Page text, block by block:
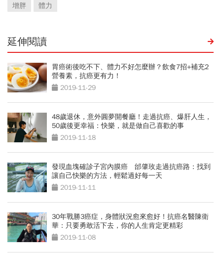
增胖 體力
延伸閱讀
胃癌術後吃不下、體力不好怎麼辦？飲食7招+補充2
營養素，抗癌更有力！
2019-11-29
48歲退休，意外圓夢開餐廳！走過抗癌、爆肝人生，
50歲後更幸福：快樂，就是做自己喜歡的事
2019-11-18
發現血塊確診子宮內膜癌 邰肇玫走過抗癌路：找到
讓自己快樂的方法，輕鬆過好每一天
2019-11-11
30年戰勝3癌症，身體狀況愈來愈好！抗癌名醫陳衛
華：只要勇敢活下去，你的人生肯定更精彩
2019-11-08